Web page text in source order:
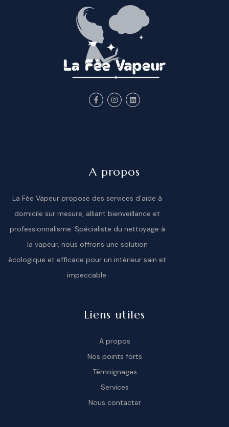
A propos
La Fée Vapeur propose des services d’aide à
domicile sur mesure, alliant bienveillance et
professionnalisme. Spécialiste du nettoyage à
la vapeur, nous offrons une solution
écologique et efficace pour un intérieur sain et
impeccable.
Liens utiles
A propos
Nos points forts
Témoignages
Services
Nous contacter